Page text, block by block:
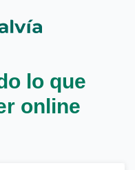
lo que
online